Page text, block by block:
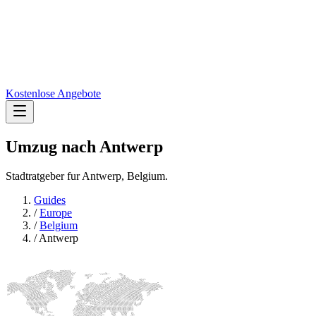
Kostenlose Angebote
Umzug nach Antwerp
Stadtratgeber fur Antwerp, Belgium.
Guides
/Europe
/Belgium
/Antwerp